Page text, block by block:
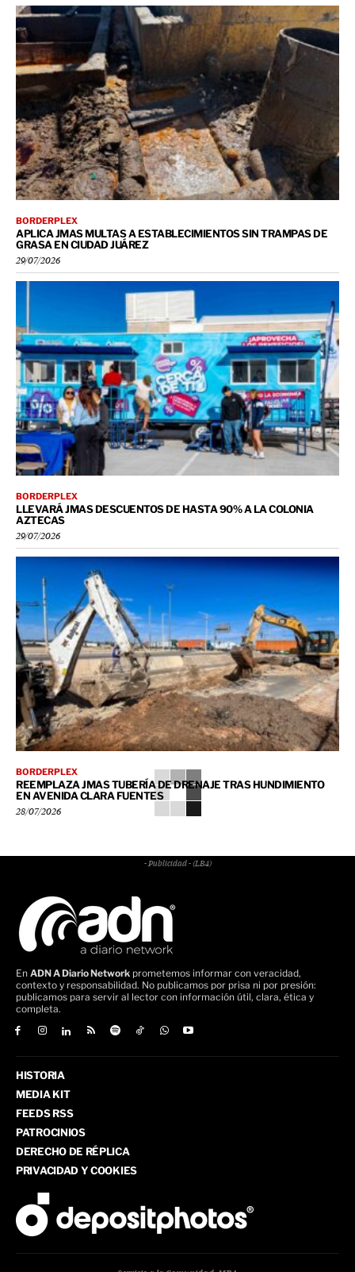
BORDERPLEX
APLICA JMAS MULTAS A ESTABLECIMIENTOS SIN TRAMPAS DE
GRASA EN CIUDAD JUÁREZ
29/07/2026
BORDERPLEX
LLEVARÁ JMAS DESCUENTOS DE HASTA 90% A LA COLONIA
AZTECAS
29/07/2026
BORDERPLEX
REEMPLAZA JMAS TUBERÍA DE DRENAJE TRAS HUNDIMIENTO
EN AVENIDA CLARA FUENTES
28/07/2026
- Publicidad - (LB4)
En ADN A Diario Network prometemos informar con veracidad,
contexto y responsabilidad. No publicamos por prisa ni por presión:
publicamos para servir al lector con información útil, clara, ética y
completa.
HISTORIA
MEDIA KIT
FEEDS RSS
PATROCINIOS
DERECHO DE RÉPLICA
PRIVACIDAD Y COOKIES